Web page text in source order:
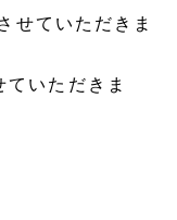
せていただきま
いただきま